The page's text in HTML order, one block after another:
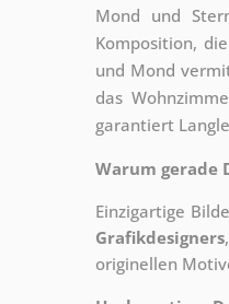
Mond und
Komposition,
und Mond
das
garantiert
Warum gerade
Einzigartige
Grafikdesigners
originellen